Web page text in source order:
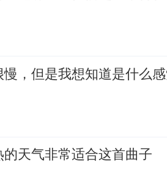
慢，但是我想知道是什么
的天气非常适合这首曲子